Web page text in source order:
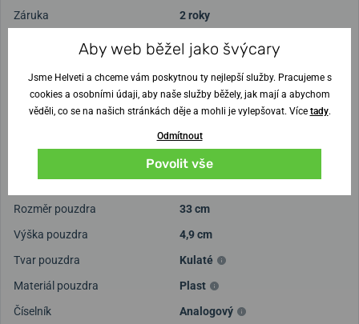
Záruka
2 roky
1780 g
Pohon
Pohon
Bateriový Quartz
Přesnost chodu v sekundách
±15 s / měsíc
Ciferník a pouzdro
Rozměr pouzdra
33 cm
Výška pouzdra
4,9 cm
Tvar pouzdra
Kulaté
Materiál pouzdra
Plast
Číselník
Analogový
Aby web běžel jako švýcary
Jsme Helveti a chceme vám poskytnou ty nejlepší služby. Pracujeme s
cookies a osobními údaji, aby naše služby běžely, jak mají a abychom
věděli, co se na našich stránkách děje a mohli je vylepšovat. Více tady.
Odmítnout
Povolit vše